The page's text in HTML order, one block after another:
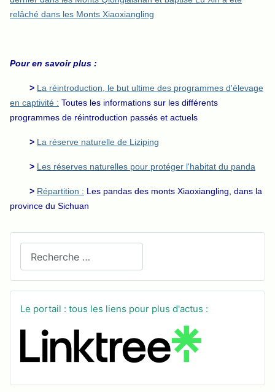
Le portail : tous les liens pour plus d'actus :
relâché dans les Monts Xiaoxiangling
Pour en savoir plus :
> La réintroduction, le but ultime des programmes d'élevage
en captivité : Toutes les informations sur les différents
programmes de réintroduction passés et actuels
> La réserve naturelle de Liziping
> Les réserves naturelles pour protéger l'habitat du panda
> Répartition : Les pandas des monts Xiaoxiangling, dans la
province du Sichuan